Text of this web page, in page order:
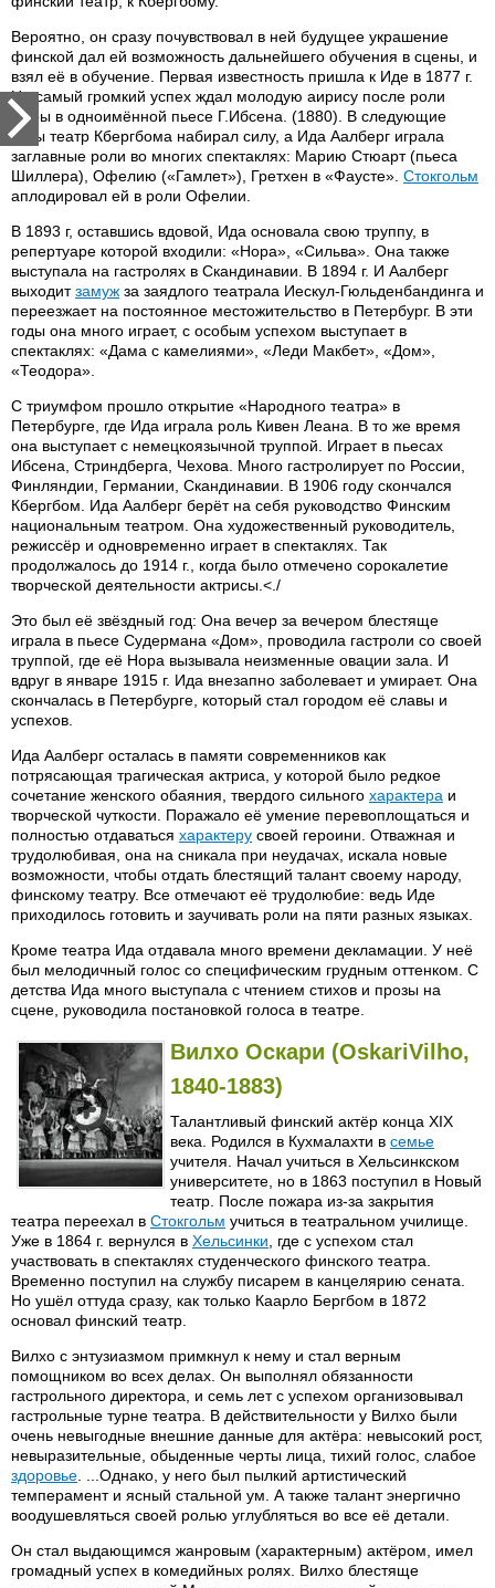
Вероятно, он сразу почувствовал в ней будущее украшение
финской дал ей возможность дальнейшего обучения в сцены, и
взял её в обучение. Первая известность пришла к Иде в 1877 г.
Но самый громкий успех ждал молодую аирису после роли
Норы в одноимённой пьесе Г.Ибсена. (1880). В следующие
годы театр Кбергбома набирал силу, а Ида Аалберг играла
заглавные роли во многих спектаклях: Марию Стюарт (пьеса
Шиллера), Офелию («Гамлет»), Гретхен в «Фаусте». Стокгольм
аплодировал ей в роли Офелии.
В 1893 г, оставшись вдовой, Ида основала свою труппу, в
репертуаре которой входили: «Нора», «Сильва». Она также
выступала на гастролях в Скандинавии. В 1894 г. И Аалберг
выходитзамуж за заядлого театрала Иескул-Гюльденбандинга и
переезжает на постоянное местожительство в Петербург. В эти
годы она много играет, с особым успехом выступает в
спектаклях: «Дама с камелиями», «Леди Макбет», «Дом»,
«Теодора».
С триумфом прошло открытие «Народного театра» в
Петербурге, где Ида играла роль Кивен Леана. В то же время
она выступает с немецкоязычной труппой. Играет в пьесах
Ибсена, Стриндберга, Чехова. Много гастролирует по России,
Финляндии, Германии, Скандинавии. В 1906 году скончался
Кбергбом. Ида Аалберг берёт на себя руководство Финским
национальным театром. Она художественный руководитель,
режиссёр и одновременно играет в спектаклях. Так
продолжалось до 1914 г., когда было отмечено сорокалетие
творческой деятельности актрисы.<./
Это был её звёздный год: Она вечер за вечером блестяще
играла в пьесе Судермана «Дом», проводила гастроли со своей
труппой, где её Нора вызывала неизменные овации зала. И
вдруг в январе 1915 г. Ида внезапно заболевает и умирает. Она
скончалась в Петербурге, который стал городом её славы и
успехов.
Ида Аалберг осталась в памяти современников как
потрясающая трагическая актриса, у которой было редкое
сочетание женского обаяния, твердого сильного характера и
творческой чуткости. Поражало её умение перевоплощаться и
полностью отдаваться характеру своей героини. Отважная и
трудолюбивая, она на сникала при неудачах, искала новые
возможности, чтобы отдать блестящий талант своему народу,
финскому театру. Все отмечают её трудолюбие: ведь Иде
приходилось готовить и заучивать роли на пяти разных языках.
Кроме театра Ида отдавала много времени декламации. У неё
был мелодичный голос со специфическим грудным оттенком. С
детства Ида много выступала с чтением стихов и прозы на
сцене, руководила постановкой голоса в театре.
Вилхо Оскари (OskariVilho,
1840-1883)
Талантливый финский актёр конца XIX
века. Родился в Кухмалахти в семье
учителя. Начал учиться в Хельсинкском
университете, но в 1863 поступил в Новый
театр. После пожара из-за закрытия
театра переехал в Стокгольм учиться в театральном училище.
Уже в 1864 г. вернулся в Хельсинки , где с успехом стал
участвовать в спектаклях студенческого финского театра.
Временно поступил на службу писарем в канцелярию сената.
Но ушёл оттуда сразу, как только Каарло Бергбом в 1872
основал финский театр.
Вилхо с энтузиазмом примкнул к нему и стал верным
помощником во всех делах. Он выполнял обязанности
гастрольного директора, и семь лет с успехом организовывал
гастрольные турне театра. В действительности у Вилхо были
очень невыгодные внешние данные для актёра: невысокий рост,
невыразительные, обыденные черты лица, тихий голос, слабое
здоровье . ...Однако, у него был пылкий артистический
темперамент и ясный стальной ум. А также талант энергично
воодушевляться своей ролью углубляться во все её детали.
Он стал выдающимся жанровым (характерным) актёром, имел
громадный успех в комедийных ролях. Вилхо блестяще